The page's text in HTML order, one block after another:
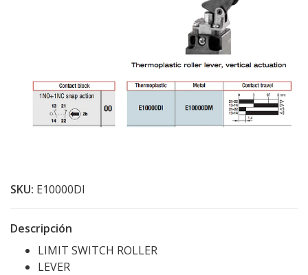
SKU: E10000DI
Descripción
LIMIT SWITCH ROLLER
LEVER